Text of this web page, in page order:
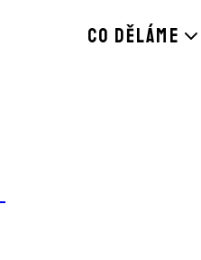
CO DĚLÁME